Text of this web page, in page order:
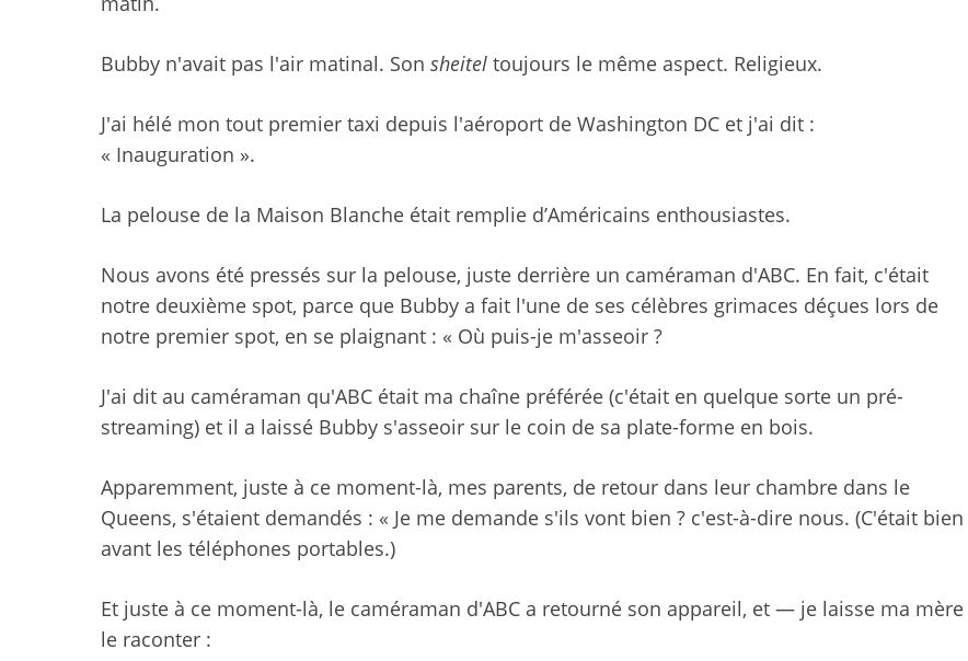
Bubby n'avait pas l'air matinal. Son sheitel toujours le même aspect. Religieux.
J'ai hélé mon tout premier taxi depuis l'aéroport de Washington DC et j'ai dit :
« Inauguration ».
La pelouse de la Maison Blanche était remplie d’Américains enthousiastes.
Nous avons été pressés sur la pelouse, juste derrière un caméraman d'ABC. En fait, c'était
notre deuxième spot, parce que Bubby a fait l'une de ses célèbres grimaces déçues lors de
notre premier spot, en se plaignant : « Où puis-je m'asseoir ?
J'ai dit au caméraman qu'ABC était ma chaîne préférée (c'était en quelque sorte un pré-
streaming) et il a laissé Bubby s'asseoir sur le coin de sa plate-forme en bois.
Apparemment, juste à ce moment-là, mes parents, de retour dans leur chambre dans le
Queens, s'étaient demandés : « Je me demande s'ils vont bien ? c'est-à-dire nous. (C'était bien
avant les téléphones portables.)
Et juste à ce moment-là, le caméraman d'ABC a retourné son appareil, et — je laisse ma mère
le raconter :